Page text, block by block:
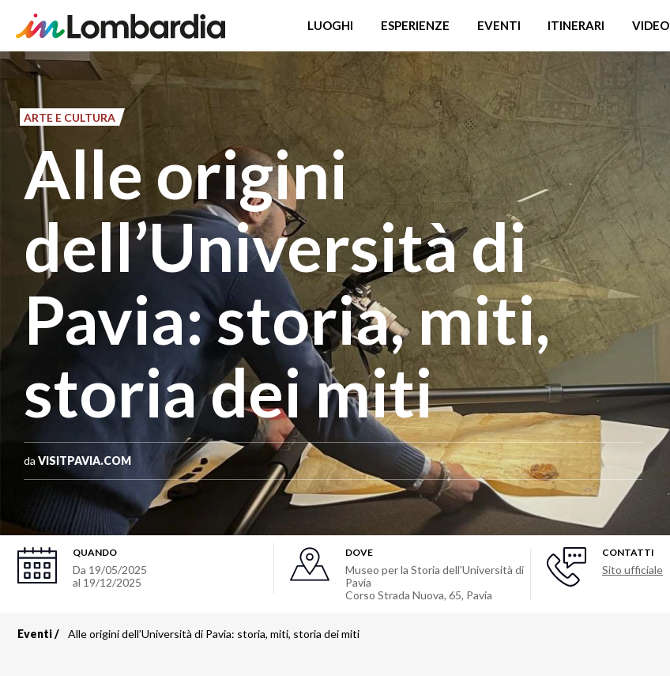
Salta
al
contenuto
principale
LUOGHI ESPERIENZE EVENTI ITINERARI VIDEO
ARTE E CULTURA
Alle origini
dell’Università di
Pavia: storia, miti,
storia dei miti
da VISITPAVIA.COM
QUANDO
Da 19/05/2025
al 19/12/2025
DOVE
Museo per la Storia dell'Università di
Pavia
Corso Strada Nuova, 65, Pavia
CONTATTI
Sito ufficiale
Briciole
Eventi Alle origini dell’Università di Pavia: storia, miti, storia dei miti